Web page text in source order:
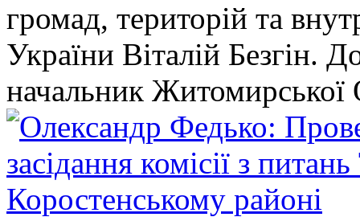
громад, територій та
України Віталій Безгін.
начальник